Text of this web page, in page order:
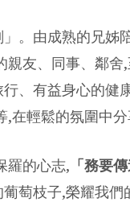
。由成熟的兄姊
親友、同事、鄰
、有益身心的健
在輕鬆的氛圍中分
羅的心志, 「務要
萄枝子,榮耀我們